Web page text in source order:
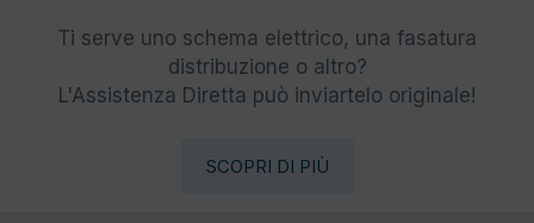
Ti serve uno schema elettrico, una fasatura
distribuzione o altro?
L'Assistenza Diretta può inviartelo originale!
SCOPRI DI PIÙ